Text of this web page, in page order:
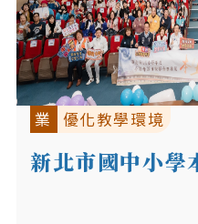
業 優化教學環境
新北市國中小學